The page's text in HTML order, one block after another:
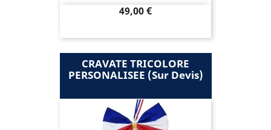
Prix
49,00 €
CRAVATE TRICOLORE
PERSONALISEE (sur Devis)